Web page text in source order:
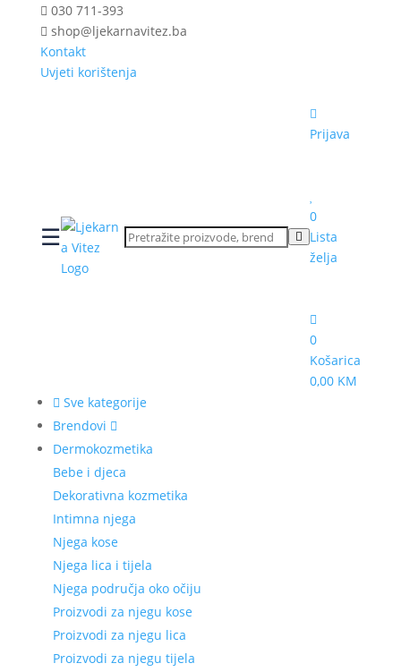
030 711-393
shop@ljekarnavitez.ba
Kontakt
Uvjeti korištenja
☰
Prijava
0
Lista
želja
0
Košarica
0,00 KM
Sve kategorije
Brendovi
Dermokozmetika
Bebe i djeca
Dekorativna kozmetika
Intimna njega
Njega kose
Njega lica i tijela
Njega područja oko očiju
Proizvodi za njegu kose
Proizvodi za njegu lica
Proizvodi za njegu tijela